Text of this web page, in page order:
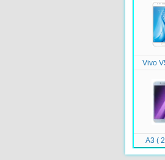
Vivo
A3 (